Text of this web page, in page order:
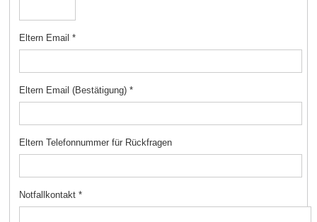
Eltern Email *
Eltern Email (Bestätigung) *
Eltern Telefonnummer für Rückfragen
Notfallkontakt *